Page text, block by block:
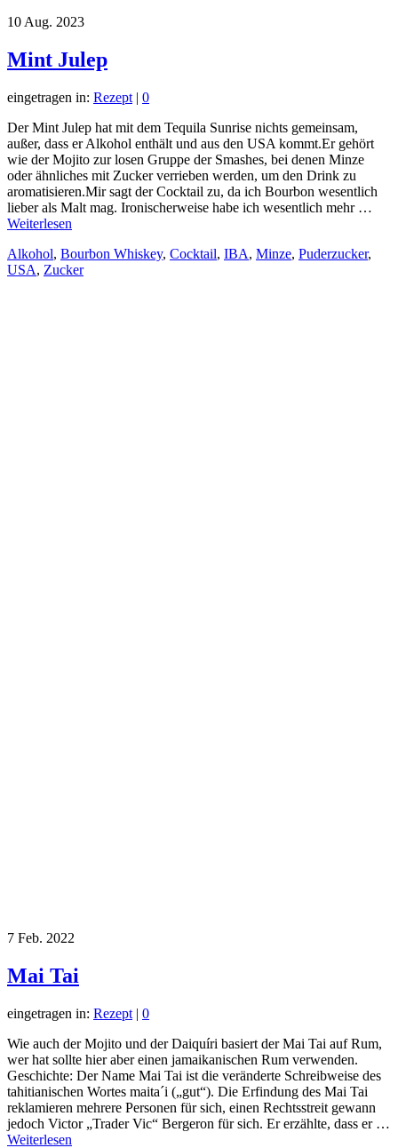
10 Aug. 2023
Mint Julep
eingetragen in: Rezept | 0
Der Mint Julep hat mit dem Tequila Sunrise nichts gemeinsam,
außer, dass er Alkohol enthält und aus den USA kommt.Er gehört
wie der Mojito zur losen Gruppe der Smashes, bei denen Minze
oder ähnliches mit Zucker verrieben werden, um den Drink zu
aromatisieren.Mir sagt der Cocktail zu, da ich Bourbon wesentlich
lieber als Malt mag. Ironischerweise habe ich wesentlich mehr …
Weiterlesen
Alkohol, Bourbon Whiskey, Cocktail, IBA, Minze, Puderzucker,
USA, Zucker
7 Feb. 2022
Mai Tai
eingetragen in: Rezept | 0
Wie auch der Mojito und der Daiquíri basiert der Mai Tai auf Rum,
wer hat sollte hier aber einen jamaikanischen Rum verwenden.
Geschichte: Der Name Mai Tai ist die veränderte Schreibweise des
tahitianischen Wortes maita´i („gut“). Die Erfindung des Mai Tai
reklamieren mehrere Personen für sich, einen Rechtsstreit gewann
jedoch Victor „Trader Vic“ Bergeron für sich. Er erzählte, dass er …
Weiterlesen